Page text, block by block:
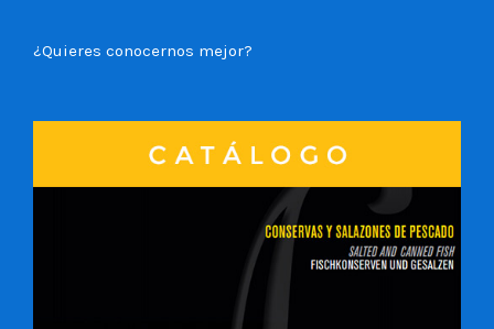
¿Quieres conocernos mejor?